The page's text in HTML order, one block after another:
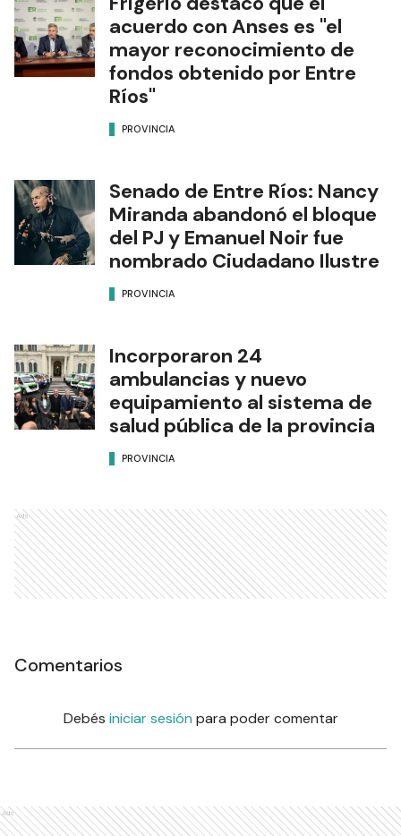
acuerdo con Anses es "el
mayor reconocimiento de
fondos obtenido por Entre
Ríos"
PROVINCIA
Senado de Entre Ríos: Nancy
Miranda abandonó el bloque
del PJ y Emanuel Noir fue
nombrado Ciudadano Ilustre
PROVINCIA
Incorporaron 24
ambulancias y nuevo
equipamiento al sistema de
salud pública de la provincia
PROVINCIA
Ads
Comentarios
Debés iniciar sesión para poder comentar
Ads